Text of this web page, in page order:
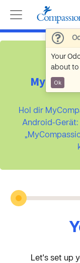
Your
about to
Ok
Hol dir
Android-Gerät:
Let's set up